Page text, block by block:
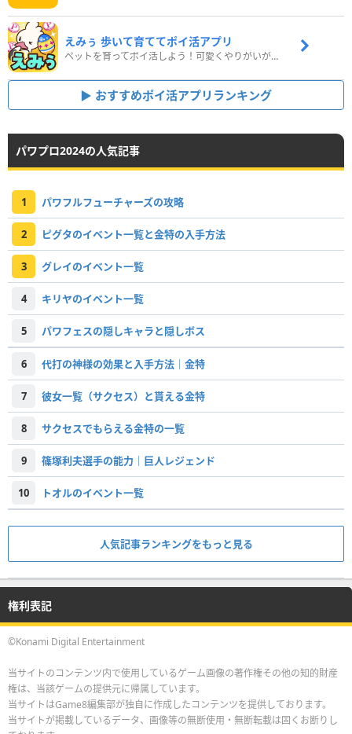
えみぅ 歩いて育ててポイ活アプリ
ペットを育ってポイ活しよう！可愛くやりがいがある新感覚アプリ
おすすめポイ活アプリランキング
パワプロ2024の人気記事
1 パワフルフューチャーズの攻略
2 ピグタのイベント一覧と金特の入手方法
3 グレイのイベント一覧
4 キリヤのイベント一覧
5 パワフェスの隠しキャラと隠しボス
6 代打の神様の効果と入手方法｜金特
7 彼女一覧（サクセス）と貰える金特
8 サクセスでもらえる金特の一覧
9 篠塚利夫選手の能力｜巨人レジェンド
10 トオルのイベント一覧
人気記事ランキングをもっと見る
権利表記
©Konami Digital Entertainment
当サイトのコンテンツ内で使用しているゲーム画像の著作権その他の知的財産
権は、当該ゲームの提供元に帰属しています。
当サイトはGame8編集部が独自に作成したコンテンツを提供しております。
当サイトが掲載しているデータ、画像等の無断使用・無断転載は固くお断りし